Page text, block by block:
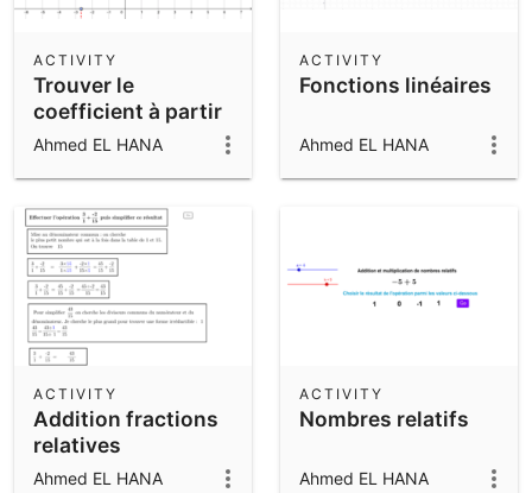
Trouver le
coefficient à partir
du graphique - fct
ACTIVITY
Ahmed EL HANA
Fonctions linéaires
ACTIVITY
Ahmed EL HANA
Addition fractions
relatives
ACTIVITY
Ahmed EL HANA
Nombres relatifs
ACTIVITY
Ahmed EL HANA